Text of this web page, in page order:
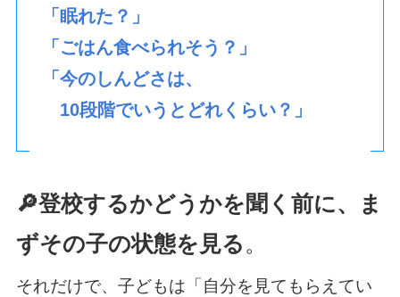
「眠れた？」
「ごはん食べられそう？」
「今のしんどさは、
10段階でいうとどれくらい？」
🔎登校するかどうかを聞く前に、ま
ずその子の状態を見る。
それだけで、子どもは「自分を見てもらえてい